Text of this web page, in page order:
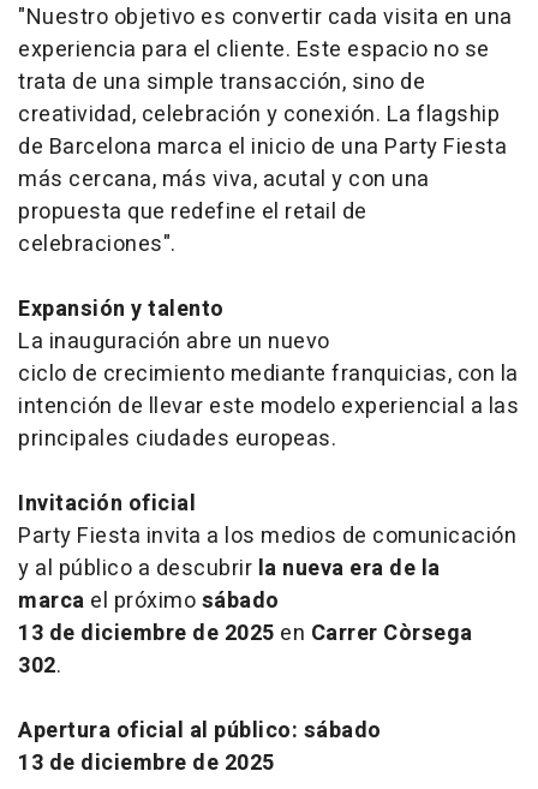
"Nuestro objetivo es convertir cada visita en una
experiencia para el cliente. Este espacio no se
trata de una simple transacción, sino de
creatividad, celebración y conexión. La flagship
de Barcelona marca el inicio de una Party Fiesta
más cercana, más viva, acutal y con una
propuesta que redefine el retail de
celebraciones".
Expansión y talento
La inauguración abre un nuevo
ciclo de crecimiento mediante franquicias, con la
intención de llevar este modelo experiencial a las
principales ciudades europeas.
Invitación oficial
Party Fiesta invita a los medios de comunicación
y al público a descubrir la nueva era de la
marca el próximosábado
13 de diciembre de 2025 en Carrer Còrsega
302.
Apertura oficial al público: sábado
13 de diciembre de 2025